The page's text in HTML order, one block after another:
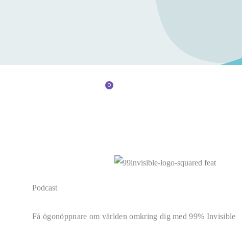
0
Podcast
Få ögonöppnare om världen omkring dig med 99% Invisible